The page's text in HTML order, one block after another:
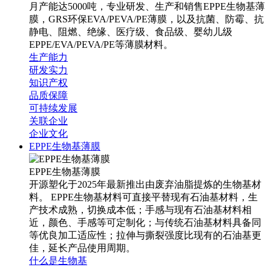
月产能达5000吨，专业研发、生产和销售EPPE生物基薄
膜，GRS环保EVA/PEVA/PE薄膜，以及抗菌、防霉、抗
静电、阻燃、绝缘、医疗级、食品级、婴幼儿级
EPPE/EVA/PEVA/PE等薄膜材料。
生产能力
研发实力
知识产权
品质保障
可持续发展
关联企业
企业文化
EPPE生物基薄膜
EPPE生物基薄膜
开源塑化于2025年最新推出由废弃油脂提炼的生物基材
料。 EPPE生物基材料可直接平替现有石油基材料，生
产技术成熟，切换成本低；手感与现有石油基材料相
近，颜色、手感等可定制化；与传统石油基材料具备同
等优良加工适应性；拉伸与撕裂强度比现有的石油基更
佳，延长产品使用周期。
什么是生物基